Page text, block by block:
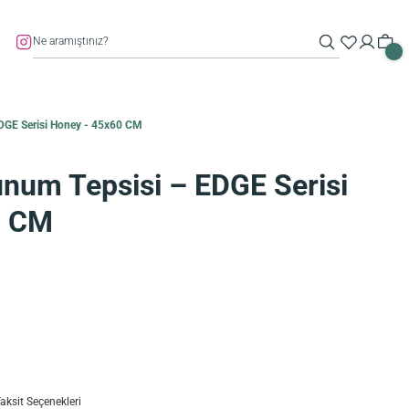
Serisi Honey - 45x60 CM
Tepsisi – EDGE Serisi
Seçenekleri